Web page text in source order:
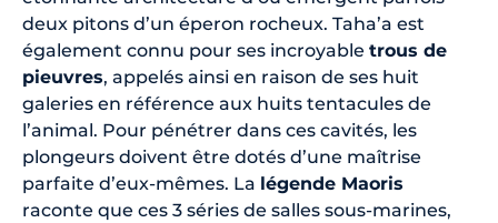
deux pitons d’un éperon rocheux. Taha’a est
également connu pour ses incroyable trous de
pieuvres, appelés ainsi en raison de ses huit
galeries en référence aux huits tentacules de
l’animal. Pour pénétrer dans ces cavités, les
plongeurs doivent être dotés d’une maîtrise
parfaite d’eux-mêmes. La légende Maoris
raconte que ces 3 séries de salles sous-marines,